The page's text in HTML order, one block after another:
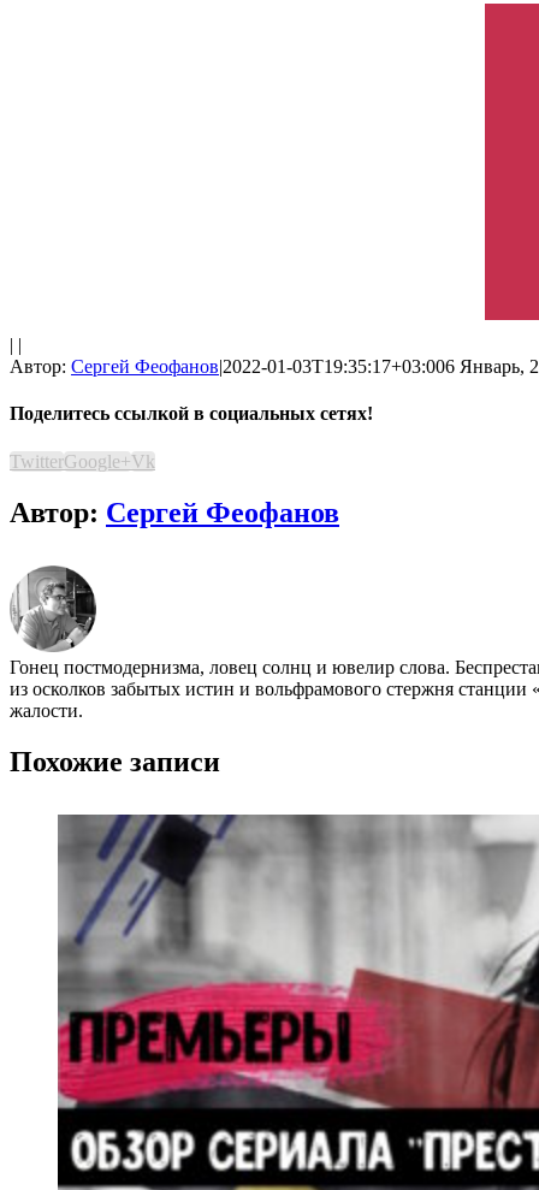
| |
Автор: Сергей Феофанов|2022-01-03T19:35:17+03:006 Январь,
Поделитесь ссылкой в социальных сетях!
TwitterGoogle+Vk
Автор: Сергей Феофанов
Гонец постмодернизма, ловец солнц и ювелир слова.
из осколков забытых истин и вольфрамового стержня
жалости.
Похожие записи